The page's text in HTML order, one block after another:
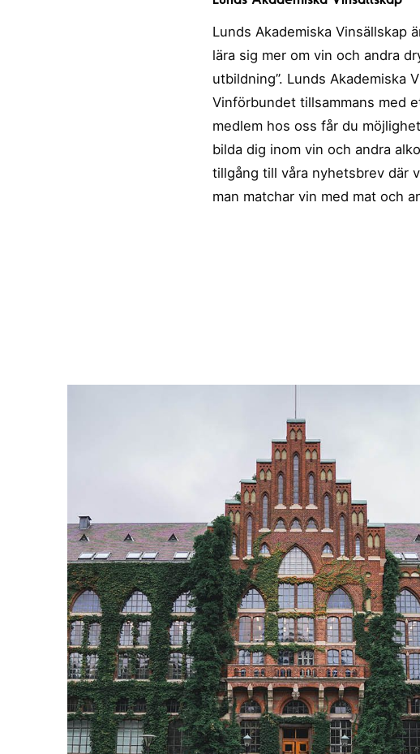
Lunds Akademiska Vinsällskap
lära sig mer om vin och andra
utbildning”. Lunds Akademiska
Vinförbundet tillsammans med
medlem hos oss får du
bilda dig inom vin och andra
tillgång till våra nyhetsbrev där
man matchar vin med mat och